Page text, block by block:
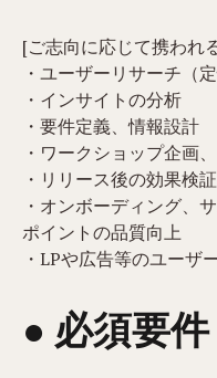
[ご志向に応じて携われ
・ユーザーリサーチ（
・インサイトの分析
・要件定義、情報設計
・ワークショップ企画
・リリース後の効果検
・オンボーディング、
ポイントの品質向上
・LPや広告等のユーザ
● 必須要